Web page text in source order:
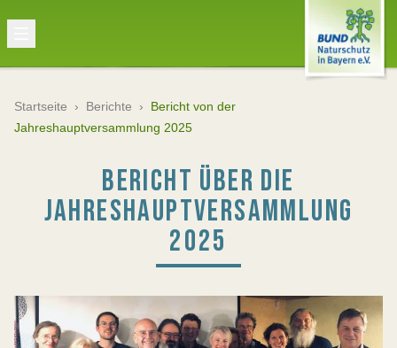
Startseite › Berichte › Bericht von der
Jahreshauptversammlung 2025
BERICHT ÜBER DIE
JAHRESHAUPTVERSAMMLUNG
2025